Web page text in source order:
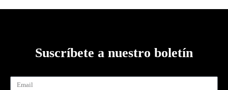
Suscríbete a nuestro boletín